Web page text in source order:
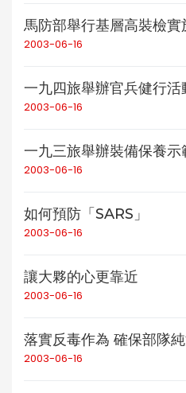
馬防部舉行基層高裝檢實
2003-06-16
一九四旅舉辦官兵健行活
2003-06-16
一九三旅舉辦裝備保養示
2003-06-16
如何預防「SARS」
2003-06-16
讓大夥的心更靠近
2003-06-16
落實反毒作為 確保部隊
2003-06-16